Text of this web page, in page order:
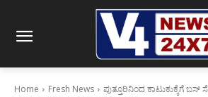
Home Fresh News
ಪುತ್ತೂರಿನಿಂದ ಕಾಟುಕುಕ್ಕೆಗೆ ಬಸ್